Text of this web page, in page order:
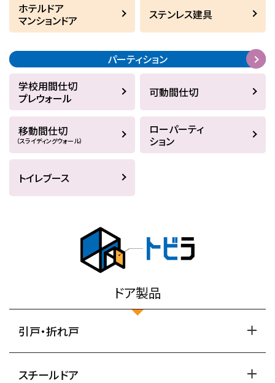
ホテルドア
マンションドア
ステンレス建具
パーティション
学校用間仕切
プレウォール
可動間仕切
移動間仕切
（スライディングウォール）
ローパーティ
ション
トイレブース
ドア製品
引戸・折れ戸
スチールドア